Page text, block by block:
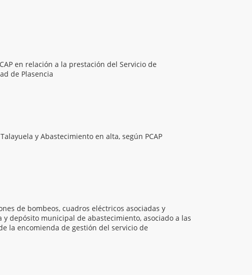
en relación a la prestación del Servicio de
de Plasencia
y Abastecimiento en alta, según PCAP
de bombeos, cuadros eléctricos asociadas y
depósito municipal de abastecimiento, asociado a las
la encomienda de gestión del servicio de